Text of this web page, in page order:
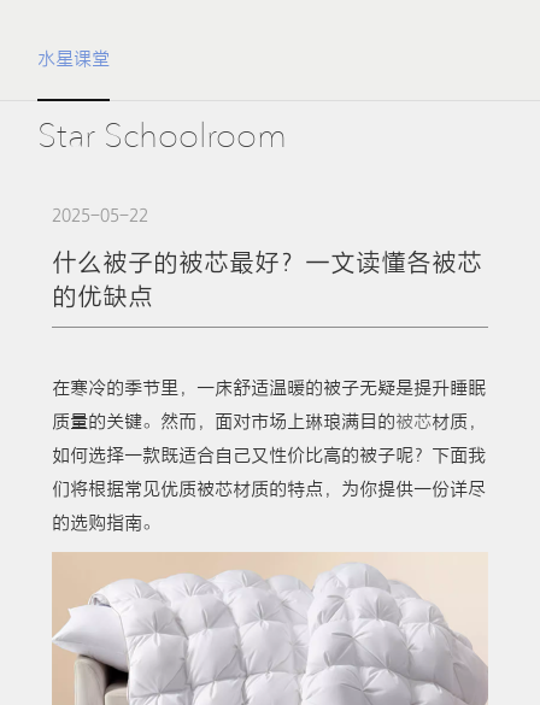
水星课堂
Star Schoolroom
2025-05-22
什么被子的被芯最好？一文读懂各被芯
的优缺点
在寒冷的季节里，一床舒适温暖的被子无疑是提升睡眠
质量的关键。然而，面对市场上琳琅满目的被芯材质，
如何选择一款既适合自己又性价比高的被子呢？下面我
们将根据常见优质被芯材质的特点，为你提供一份详尽
的选购指南。